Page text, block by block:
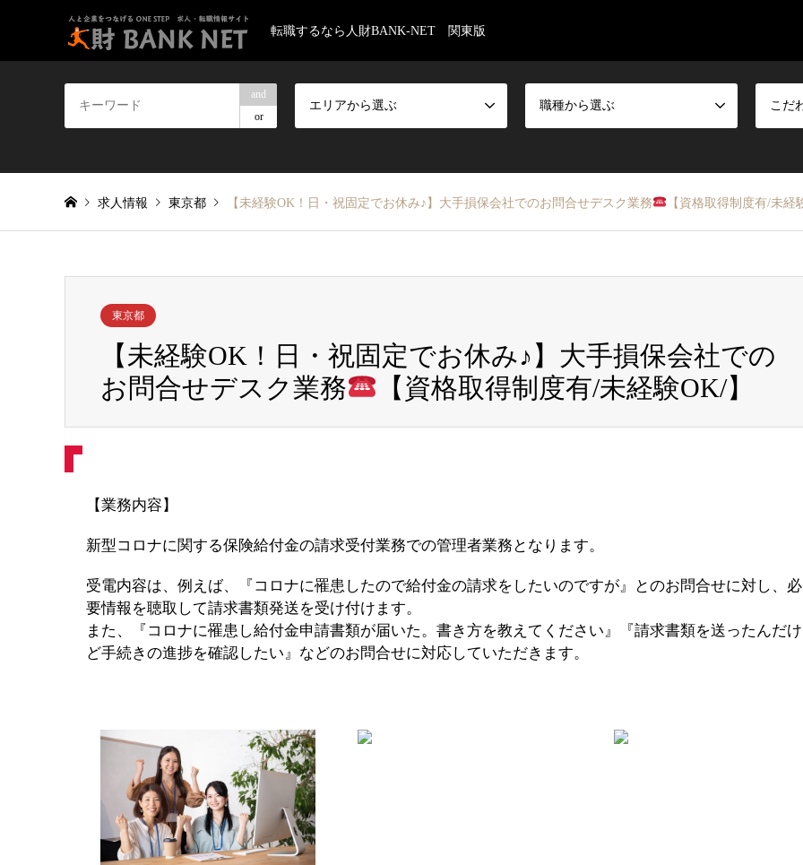
転職するなら人財BANK-NET 関東版
and
or
エリアから選ぶ 職種から選ぶ こだ
求人情報 東京都 【未経験OK！日・祝固定でお休み♪】大手損保会社でのお問合せデスク業務 【資格取得制度有/未経
東京都
【未経験OK！日・祝固定でお休み♪】大手損保会社での
お問合せデスク業務
【資格取得制度有/未経験OK/】
【業務内容】
新型コロナに関する保険給付金の請求受付業務での管理者業務となります。
受電内容は、例えば、『コロナに罹患したので給付金の請求をしたいのですが』とのお問合せに対し、必
要情報を聴取して請求書類発送を受け付けます。
また、『コロナに罹患し給付金申請書類が届いた。書き方を教えてください』『請求書類を送ったんだけ
ど手続きの進捗を確認したい』などのお問合せに対応していただきます。